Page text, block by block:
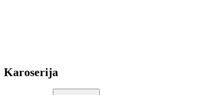
Karoserija